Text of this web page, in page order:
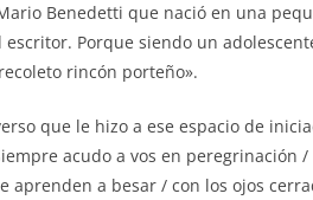
Benedetti que nació en una
Porque siendo un
rincón porteño».
que le hizo a ese espacio de
acudo a vos en peregrinación
aprenden a besar / con los ojos